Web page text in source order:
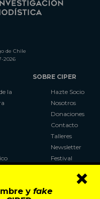
y fake
×
de Chile
2026
la
SOBRE CIPER
Hazte Socio
Nosotros
Donaciones
Contacto
Talleres
Newsletter
Festival